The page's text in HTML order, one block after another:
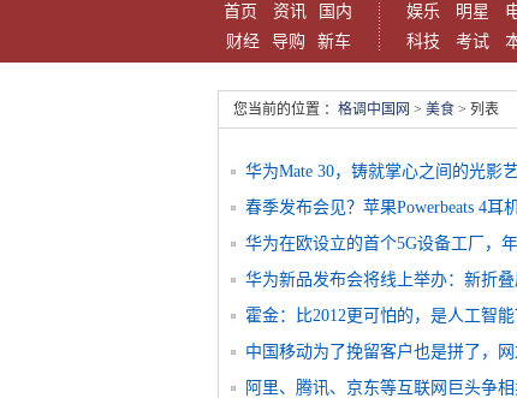
首页 资讯
国内
财经
导购 新车
娱乐 明星
科技
考试
您当前的位置 ： 格调中国网 > 美食 > 列表
华为Mate 30，铸就掌心之间的光影
春季发布会见？苹果Powerbeats 4耳
华为在欧设立的首个5G设备工厂，
华为新品发布会将线上举办：新折
霍金：比2012更可怕的，是人工智能
中国移动为了挽留客户也是拼了，
阿里、腾讯、京东等互联网巨头争